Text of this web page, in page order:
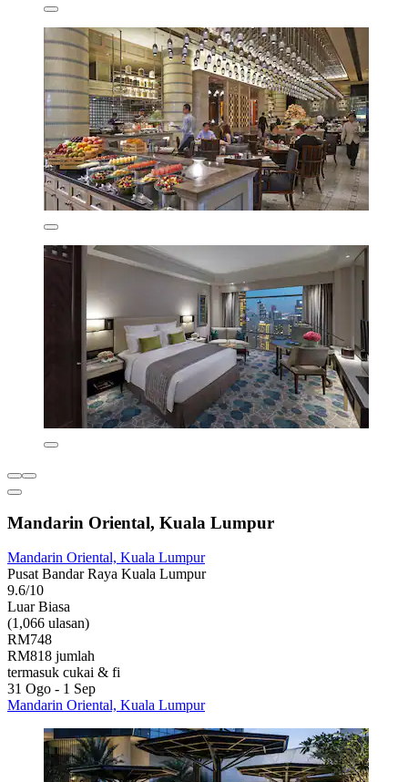
Mandarin Oriental, Kuala Lumpur
Mandarin Oriental, Kuala Lumpur
Pusat Bandar Raya Kuala Lumpur
9.6/10
Luar Biasa
(1,066 ulasan)
RM748
RM818 jumlah
termasuk cukai & fi
31 Ogo - 1 Sep
Mandarin Oriental, Kuala Lumpur